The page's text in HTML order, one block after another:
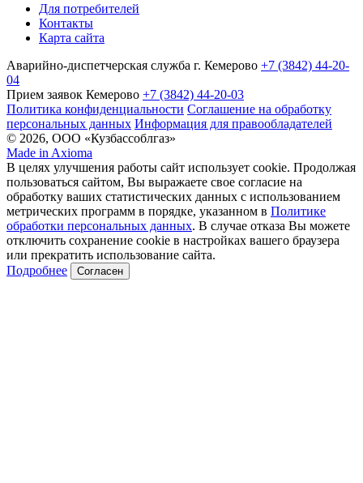
Для потребителей
Контакты
Карта сайта
Аварийно-диспетчерская служба г. Кемерово +7 (3842) 44-20-
04
Прием заявок Кемерово +7 (3842) 44-20-03
Политика конфиденциальности Соглашение на обработку
персональных данных Информация для правообладателей
© 2026, ООО «Кузбассоблгаз»
Made in Axioma
В целях улучшения работы сайт использует cookie. Продолжая
пользоваться сайтом, Вы выражаете свое согласие на
обработку ваших статистических данных с использованием
метрических программ в порядке, указанном в Политике
обработки персональных данных. В случае отказа Вы можете
отключить сохранение cookie в настройках вашего браузера
или прекратить использование сайта.
Подробнее
Согласен